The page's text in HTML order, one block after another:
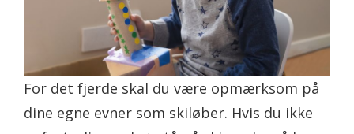
For det fjerde skal du være opmærksom på
dine egne evner som skiløber. Hvis du ikke